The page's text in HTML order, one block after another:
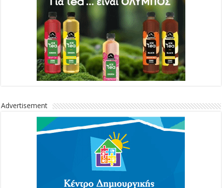
Advertisement